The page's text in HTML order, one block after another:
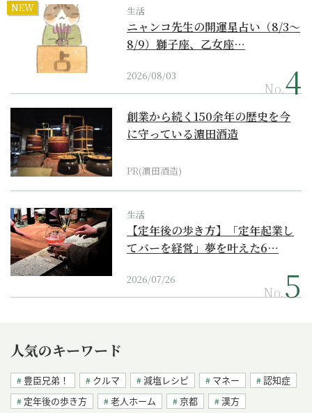
NEW 生活
ニャンコ先生の開運星占い（8/3～
8/9）獅子座、乙女座…
2026/08/03
No.
創業から続く150余年の歴史を今
に守っている濵田酒造
PR(濵田酒造)
生活
【定年後の歩き方】「定年起業し
てバーを経営」夢を叶えた6…
2026/07/26
No.
人気のキーワード
豊臣兄弟！ クルマ 減塩レシピ マネー
認知症
定年後の歩き方
老人ホーム 京都 漢方